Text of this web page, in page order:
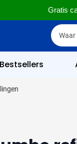
Gratis
Zoek
Zoek
Toon submenu voor
Bestsellers